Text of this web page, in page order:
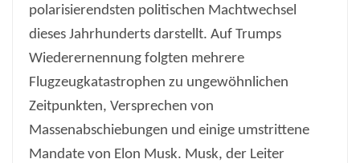
polarisierendsten politischen Machtwechsel
dieses Jahrhunderts darstellt. Auf Trumps
Wiederernennung folgten mehrere
Flugzeugkatastrophen zu ungewöhnlichen
Zeitpunkten, Versprechen von
Massenabschiebungen und einige umstrittene
Mandate von Elon Musk. Musk, der Leiter